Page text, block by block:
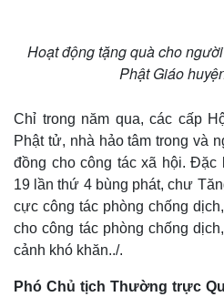
Cải chính
Hoạt động tặng quà cho
Phật Giáo
Chỉ trong năm qua, các cấp
Phật tử, nhà hảo tâm trong và
đồng cho công tác xã hội. Đặc
19 lần thứ 4 bùng phát, chư
cực công tác phòng chống
cho công tác phòng chống
cảnh khó khăn../.
Phó Chủ tịch Thường trực